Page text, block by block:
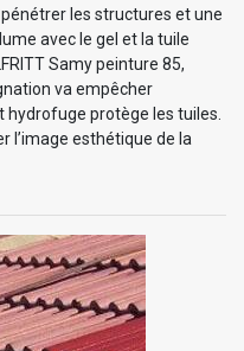
les structures et une
avec le gel et la tuile
Samy peinture 85,
va empêcher
hydrofuge protège les tuiles.
l’image esthétique de la